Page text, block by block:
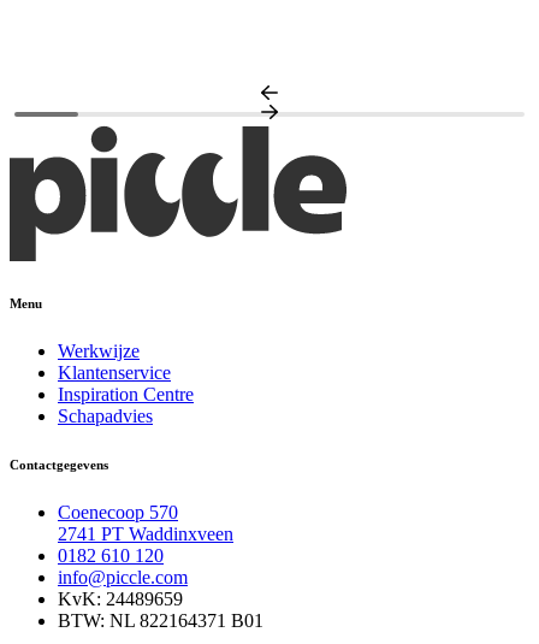
Menu
Werkwijze
Klantenservice
Inspiration Centre
Schapadvies
Contactgegevens
Coenecoop 570
2741 PT Waddinxveen
0182 610 120
info@piccle.com
KvK: 24489659
BTW: NL 822164371 B01